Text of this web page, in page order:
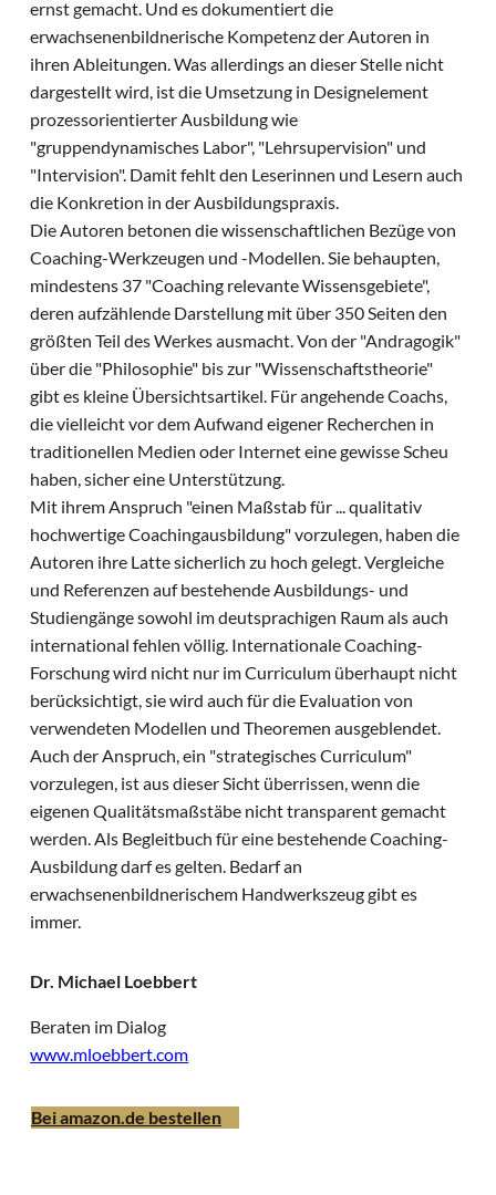
ernst gemacht. Und es dokumentiert die
erwachsenenbildnerische Kompetenz der Autoren in
ihren Ableitungen. Was allerdings an dieser Stelle nicht
dargestellt wird, ist die Umsetzung in Designelement
prozessorientierter Ausbildung wie
"gruppendynamisches Labor", "Lehrsupervision" und
"Intervision". Damit fehlt den Leserinnen und Lesern auch
die Konkretion in der Ausbildungspraxis.
Die Autoren betonen die wissenschaftlichen Bezüge von
Coaching-Werkzeugen und -Modellen. Sie behaupten,
mindestens 37 "Coaching relevante Wissensgebiete",
deren aufzählende Darstellung mit über 350 Seiten den
größten Teil des Werkes ausmacht. Von der "Andragogik"
über die "Philosophie" bis zur "Wissenschaftstheorie"
gibt es kleine Übersichtsartikel. Für angehende Coachs,
die vielleicht vor dem Aufwand eigener Recherchen in
traditionellen Medien oder Internet eine gewisse Scheu
haben, sicher eine Unterstützung.
Mit ihrem Anspruch "einen Maßstab für ... qualitativ
hochwertige Coachingausbildung" vorzulegen, haben die
Autoren ihre Latte sicherlich zu hoch gelegt. Vergleiche
und Referenzen auf bestehende Ausbildungs- und
Studiengänge sowohl im deutsprachigen Raum als auch
international fehlen völlig. Internationale Coaching-
Forschung wird nicht nur im Curriculum überhaupt nicht
berücksichtigt, sie wird auch für die Evaluation von
verwendeten Modellen und Theoremen ausgeblendet.
Auch der Anspruch, ein "strategisches Curriculum"
vorzulegen, ist aus dieser Sicht überrissen, wenn die
eigenen Qualitätsmaßstäbe nicht transparent gemacht
werden. Als Begleitbuch für eine bestehende Coaching-
Ausbildung darf es gelten. Bedarf an
erwachsenenbildnerischem Handwerkszeug gibt es
immer.
Dr. Michael Loebbert
Beraten im Dialog
www.mloebbert.com
Bei amazon.de bestellen